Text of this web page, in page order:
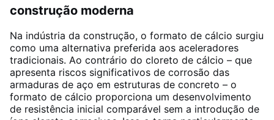
construção moderna
Na indústria da construção, o formato de cálcio surgiu
como uma alternativa preferida aos aceleradores
tradicionais. Ao contrário do cloreto de cálcio – que
apresenta riscos significativos de corrosão das
armaduras de aço em estruturas de concreto – o
formato de cálcio proporciona um desenvolvimento
de resistência inicial comparável sem a introdução de